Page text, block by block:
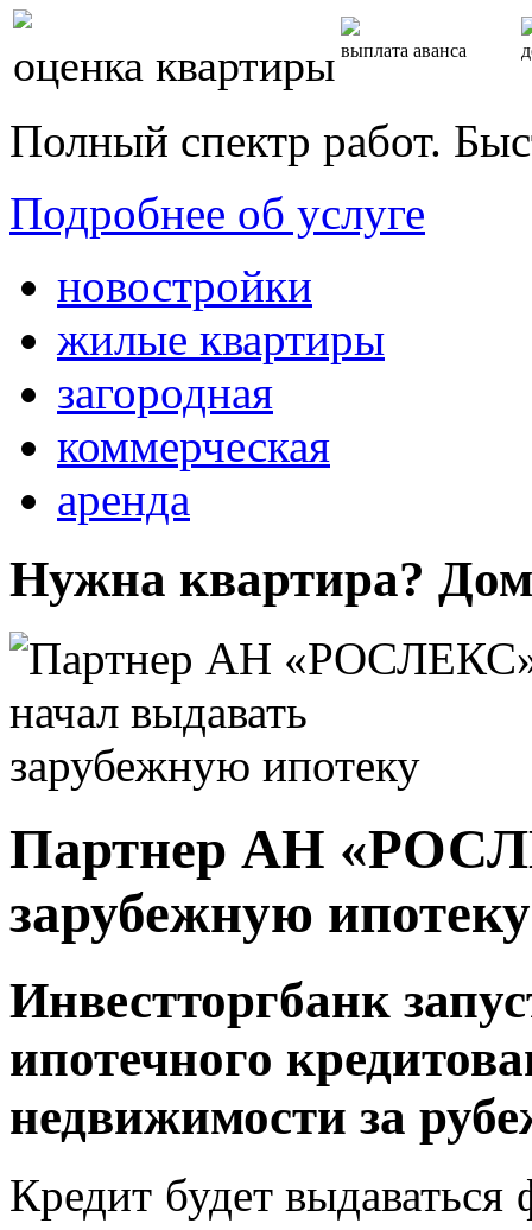
оценка квартиры выплата аванса
Полный спектр работ.
Подробнее об услуге
новостройки
жилые квартиры
загородная
коммерческая
аренда
Нужна квартира?
Партнер АН
зарубежную ипотеку
Инвестторгбанк
ипотечного
недвижимости за
Кредит будет